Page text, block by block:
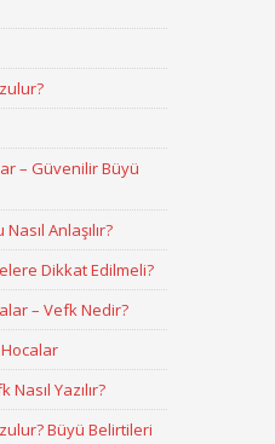
– Güvenilir Büyü
Anlaşılır?
Dikkat Edilmeli?
– Vefk Nedir?
Nasıl Yazılır?
Büyü Belirtileri